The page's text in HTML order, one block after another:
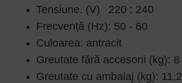
Tensiune. (V)
220 : 240
Frecvență (Hz): 50 - 60
Culoarea: antracit
Greutate fără accesorii (kg): 8
Greutate cu ambalaj (kg): 11,2